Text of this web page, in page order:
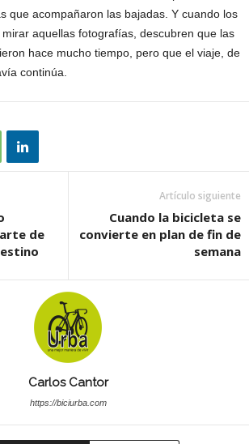
que acompañaron las bajadas. Y cuando los
aquellas fotografías, descubren que las
hace mucho tiempo, pero que el viaje, de
continúa.
de
Artículo siguiente
Cuando la bicicleta se
convierte en plan de fin de
semana
Carlos Cantor
https://biciurba.com